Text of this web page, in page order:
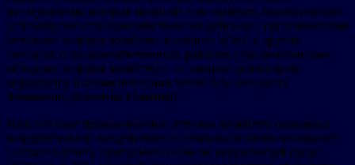
исследования, которые позволят нам сравнить биологическое
разнообразие сельскохозяйственных районов с органическими
методами ведения хозяйства в оазисах WWF и других
соседних сельскохозяйственных районов с традиционными
методами ведения хозяйства», — заявила директор по
маркетингу и коммуникациям WWF Italy Бенедетта
Фламмини (Benedetta Flammini).
Интенсивное промышленное сельское хозяйство оказывает
разрушительное воздействие на глобальное биоразнообразие.
Согласно отчету Программы ООН по окружающей среде